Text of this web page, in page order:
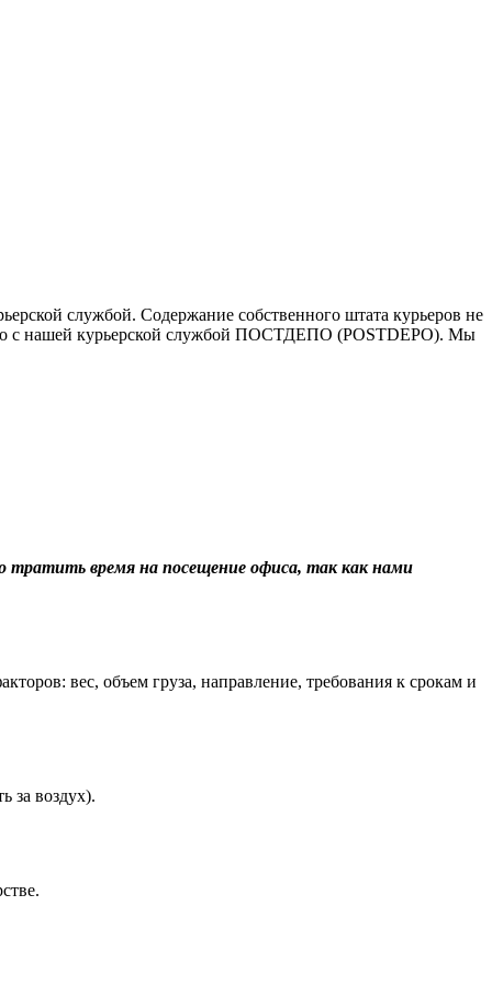
службой. Содержание собственного штата курьеров не
с нашей курьерской службой ПОСТДЕПО (POSTDEPO). Мы
время на посещение офиса, так как нами
вес, объем груза, направление, требования к срокам и
за воздух).